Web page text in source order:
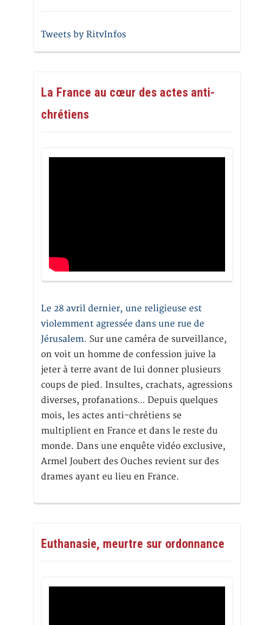
Tweets by RitvInfos
La France au cœur des actes anti-
chrétiens
Le 28 avril dernier, une religieuse est
violemment agressée dans une rue de
Jérusalem. Sur une caméra de surveillance,
on voit un homme de confession juive la
jeter à terre avant de lui donner plusieurs
coups de pied. Insultes, crachats, agressions
diverses, profanations… Depuis quelques
mois, les actes anti-chrétiens se
multiplient en France et dans le reste du
monde. Dans une enquête vidéo exclusive,
Armel Joubert des Ouches revient sur des
drames ayant eu lieu en France.
Euthanasie, meurtre sur ordonnance